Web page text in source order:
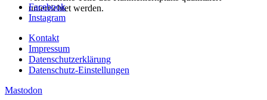
unterrichtet werden.
Facebook
Instagram
Kontakt
Impressum
Datenschutzerklärung
Datenschutz-Einstellungen
Mastodon